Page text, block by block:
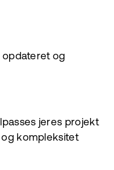
opdateret og
jeres projekt
kompleksitet